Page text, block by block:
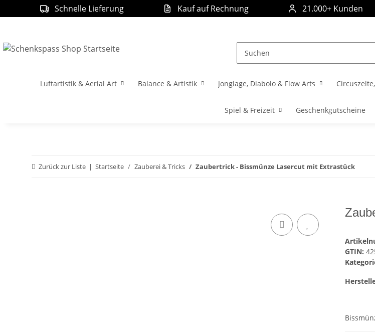
Schnelle Lieferung Kauf auf Rechnung 21.000+ Kunden
Luftartistik & Aerial Art Balance & Artistik Jonglage, Diabolo & Flow Arts
Spiel & Freizeit Geschenkgutscheine
Zurück zur Liste Startseite Zauberei & Tricks Zaubertrick - Bissmünze Lasercut mit Extrastück
GTIN: